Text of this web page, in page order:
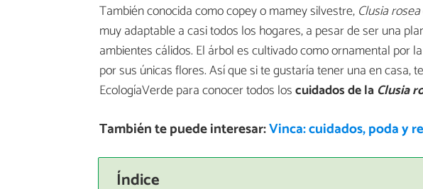
También conocida como copey o mamey silvestre, Clusia rosea
muy adaptable a casi todos los hogares, a pesar de ser una
ambientes cálidos. El árbol es cultivado como ornamental por
por sus únicas flores. Así que si te gustaría tener una en casa,
EcologíaVerde para conocer todos loscuidados de la Clusia
También te puede interesar:Vinca: cuidados, poda y
Índice